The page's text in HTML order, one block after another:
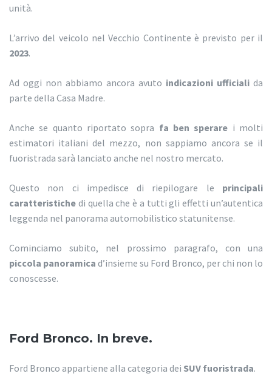
unità.
L’arrivo del veicolo nel Vecchio Continente è previsto per il
2023.
Ad oggi non abbiamo ancora avuto indicazioni ufficiali da
parte della Casa Madre.
Anche se quanto riportato sopra fa ben sperare i molti
estimatori italiani del mezzo, non sappiamo ancora se il
fuoristrada sarà lanciato anche nel nostro mercato.
Questo non ci impedisce di riepilogare le principali
caratteristiche di quella che è a tutti gli effetti un’autentica
leggenda nel panorama automobilistico statunitense.
Cominciamo subito, nel prossimo paragrafo, con una
piccola panoramica d’insieme su Ford Bronco, per chi non lo
conoscesse.
Ford Bronco. In breve.
Ford Bronco appartiene alla categoria dei SUV fuoristrada.